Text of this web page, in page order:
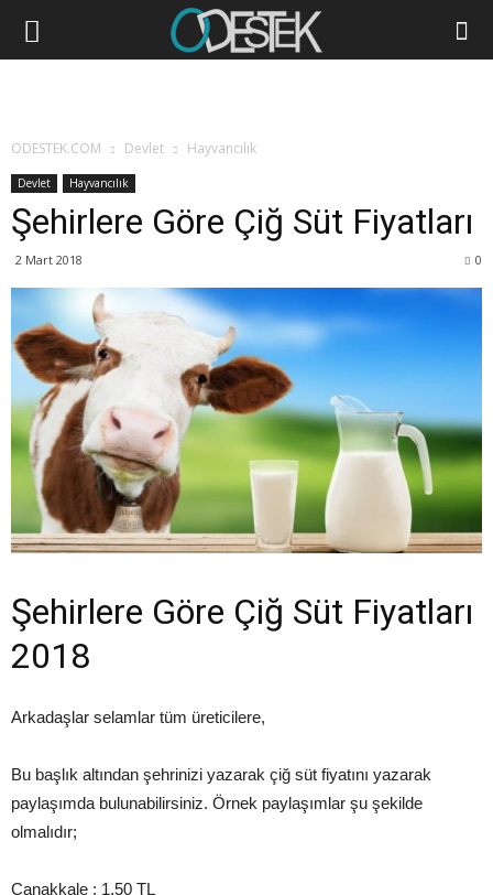
ODESTEK.COM Devlet Hayvancılık
Devlet Hayvancılık
Şehirlere Göre Çiğ Süt Fiyatları
2 Mart 2018 0
Şehirlere Göre Çiğ Süt Fiyatları
2018
Arkadaşlar selamlar tüm üreticilere,
Bu başlık altından şehrinizi yazarak çiğ süt fiyatını yazarak
paylaşımda bulunabilirsiniz. Örnek paylaşımlar şu şekilde
olmalıdır;
Çanakkale : 1,50 TL